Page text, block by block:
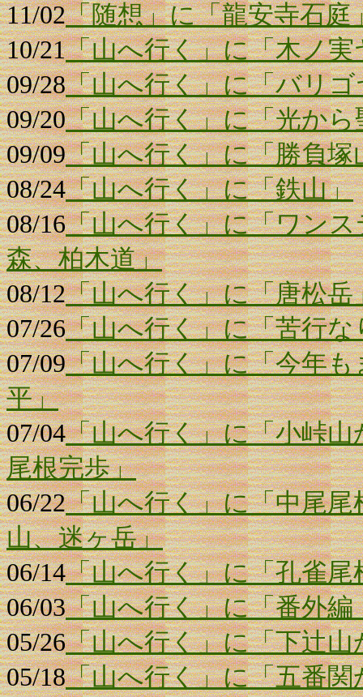
11/02「随想」に「龍安寺石庭
10/21「山へ行く」に「木ノ
09/28「山へ行く」に「バリ
09/20「山へ行く」に「光か
09/09「山へ行く」に「勝負塚
08/24「山へ行く」に「鉄山」
08/16「山へ行く」に「ワン
森、柏木道」
08/12「山へ行く」に「唐松岳
07/26「山へ行く」に「苦行
07/09「山へ行く」に「今年
平」
07/04「山へ行く」に「小峠
尾根完歩」
06/22「山へ行く」に「中尾
山、迷ヶ岳」
06/14「山へ行く」に「孔雀尾
06/03「山へ行く」に「番外
05/26「山へ行く」に「下辻山
05/18「山へ行く」に「五番